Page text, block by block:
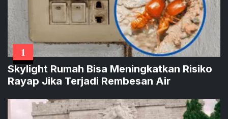
1
Skylight Rumah Bisa Meningkatkan Risiko
Rayap Jika Terjadi Rembesan Air